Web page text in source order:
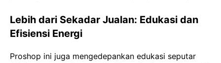
Lebih dari Sekadar Jualan: Edukasi dan
Efisiensi Energi
Proshop ini juga mengedepankan edukasi seputar